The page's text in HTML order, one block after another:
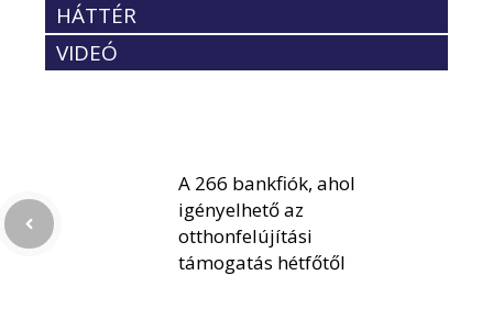
HÁTTÉR
VIDEÓ
A 266 bankfiók, ahol
igényelhető az
otthonfelújítási
támogatás hétfőtől